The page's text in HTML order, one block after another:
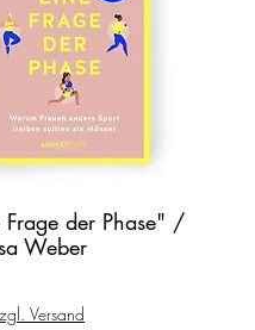
Frage der Phase" /
Weber
Versand